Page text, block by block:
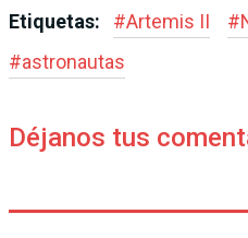
Etiquetas: #Artemis II #
#astronautas
Déjanos tus